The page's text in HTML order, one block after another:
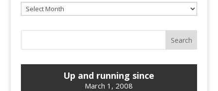
Archives
Up and running since
March 1, 2008